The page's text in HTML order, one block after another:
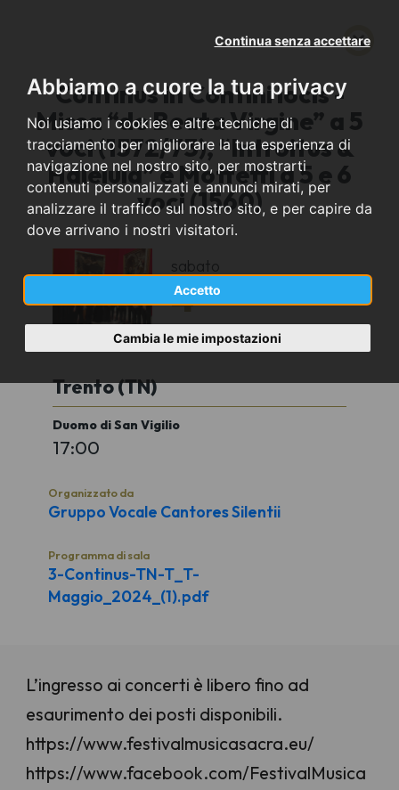
Abbiamo a cuore la tua privacy
Noi usiamo i cookies e altre tecniche di
tracciamento per migliorare la tua esperienza di
navigazione nel nostro sito, per mostrarti
contenuti personalizzati e annunci mirati, per
analizzare il traffico sul nostro sito, e per capire da
dove arrivano i nostri visitatori.
Accetto
Continua senza accettare
Cambia le mie impostazioni
Continus in Contini locis -
Missa “de Beata Virgine” a 5
voci (1572/73), “Introitus &
Haleluia” e Mottetti a 5 e 6
voci (1560)
sabato
4
maggio2024
Trento (TN)
Duomo di San Vigilio
17:00
Organizzato da
Gruppo Vocale Cantores Silentii
Programma di sala
3-Continus-TN-T_T-
Maggio_2024_(1).pdf
L’ingresso ai concerti è libero fino ad
esaurimento dei posti disponibili.
https://www.festivalmusicasacra.eu/
https://www.facebook.com/FestivalMusica